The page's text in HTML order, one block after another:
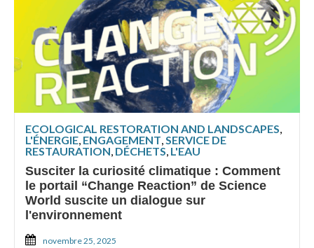
ECOLOGICAL RESTORATION AND LANDSCAPES,
L'ÉNERGIE, ENGAGEMENT,SERVICE DE
RESTAURATION, DÉCHETS, L'EAU
Susciter la curiosité climatique : Comment
le portail “Change Reaction” de Science
World suscite un dialogue sur
l'environnement
novembre 25, 2025